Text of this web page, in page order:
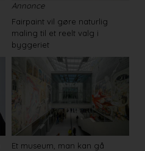
Annonce
Fairpaint vil gøre naturlig
maling til et reelt valg i
byggeriet
Et museum, man kan gå